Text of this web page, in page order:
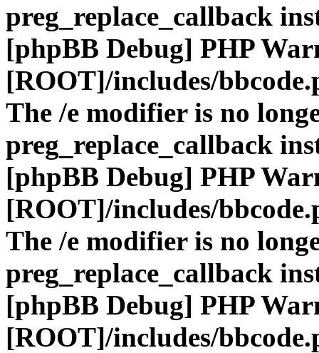
preg_replace_callback
[phpBB Debug] PHP
[ROOT]/includes/
The /e modifier is no
preg_replace_callback
[phpBB Debug] PHP
[ROOT]/includes/
The /e modifier is no
preg_replace_callback
[phpBB Debug] PHP
[ROOT]/includes/